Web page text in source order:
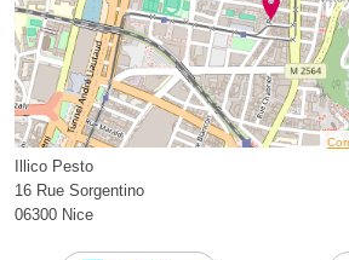
Illico Pesto
16 Rue Sorgentino
06300 Nice